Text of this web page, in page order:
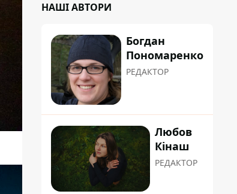
НАШІ АВТОРИ
Богдан
Пономаренко
РЕДАКТОР
Любов
Кінаш
РЕДАКТОР